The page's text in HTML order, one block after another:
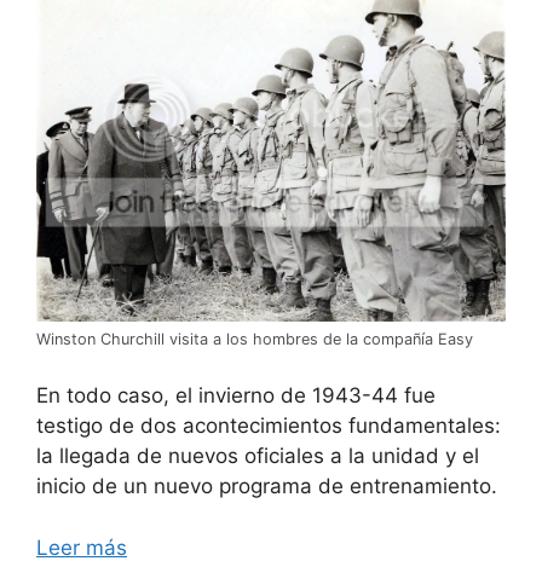
Winston Churchill visita a los hombres de la compañía Easy
En todo caso, el invierno de 1943-44 fue
testigo de dos acontecimientos fundamentales:
la llegada de nuevos oficiales a la unidad y el
inicio de un nuevo programa de entrenamiento.
Leer más